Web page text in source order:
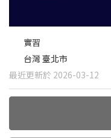
實習
台灣 臺北市
最近更新於 2026-03-12